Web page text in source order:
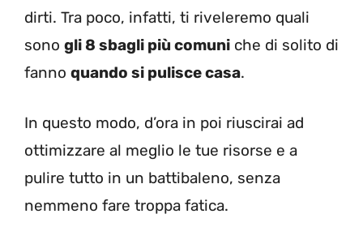
dirti. Tra poco, infatti, ti riveleremo quali
sono gli 8 sbagli più comuni che di solito di
fanno quando si pulisce casa.
In questo modo, d’ora in poi riuscirai ad
ottimizzare al meglio le tue risorse e a
pulire tutto in un battibaleno, senza
nemmeno fare troppa fatica.